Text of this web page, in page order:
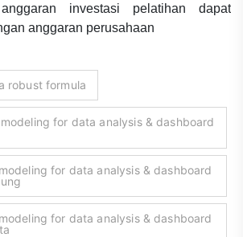
investasi pelatihan dapat
anggaran perusahaan
robust formula
for data analysis & dashboard
for data analysis & dashboard
for data analysis & dashboard